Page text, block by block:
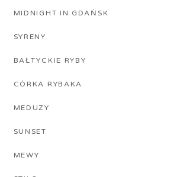
MIDNIGHT IN GDAŃSK
SYRENY
BAŁTYCKIE RYBY
CÓRKA RYBAKA
MEDUZY
SUNSET
MEWY